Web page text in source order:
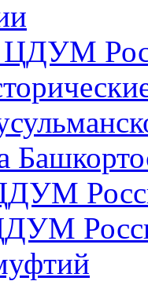
ЦДУМ